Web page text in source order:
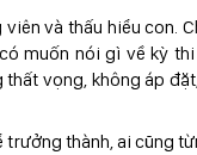
và thấu hiểu con.
muốn nói gì về kỳ
vọng, không áp
thành, ai cũng